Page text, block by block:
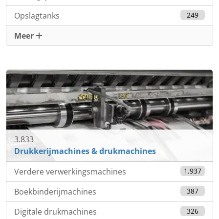
Opslagtanks 249
Meer
3.833
Drukkerijmachines & drukmachines
Verdere verwerkingsmachines
1.937
Boekbinderijmachines 387
Digitale drukmachines 326